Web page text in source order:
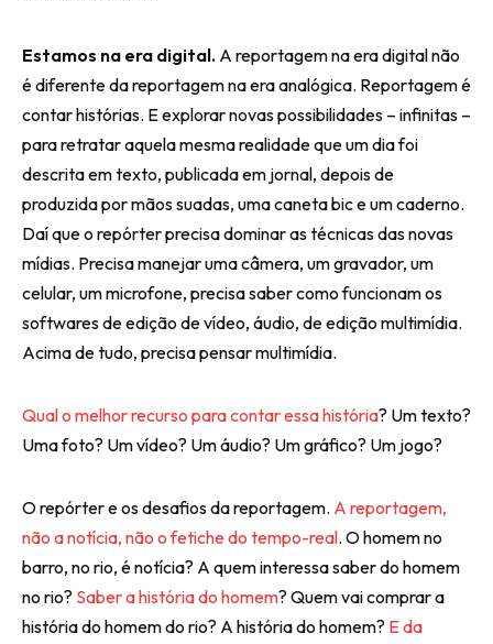
Estamos na era digital. A reportagem na era digital não
é diferente da reportagem na era analógica. Reportagem é
contar histórias. E explorar novas possibilidades – infinitas –
para retratar aquela mesma realidade que um dia foi
descrita em texto, publicada em jornal, depois de
produzida por mãos suadas, uma caneta bic e um caderno.
Daí que o repórter precisa dominar as técnicas das novas
mídias. Precisa manejar uma câmera, um gravador, um
celular, um microfone, precisa saber como funcionam os
softwares de edição de vídeo, áudio, de edição multimídia.
Acima de tudo, precisa pensar multimídia.
Qual o melhor recurso para contar essa história? Um texto?
Uma foto? Um vídeo? Um áudio? Um gráfico? Um jogo?
O repórter e os desafios da reportagem. A reportagem,
não a notícia, não o fetiche do tempo-real. O homem no
barro, no rio, é notícia? A quem interessa saber do homem
no rio? Saber a história do homem? Quem vai comprar a
história do homem do rio? A história do homem? E da